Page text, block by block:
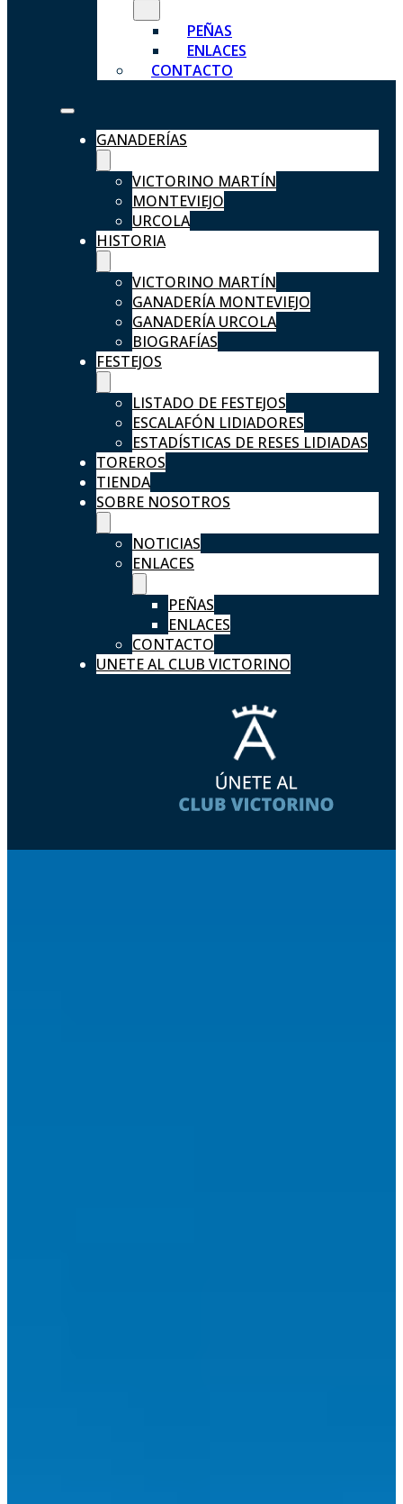
PEÑAS
ENLACES
CONTACTO
GANADERÍAS
VICTORINO MARTÍN
MONTEVIEJO
URCOLA
HISTORIA
VICTORINO MARTÍN
GANADERÍA MONTEVIEJO
GANADERÍA URCOLA
BIOGRAFÍAS
FESTEJOS
LISTADO DE FESTEJOS
ESCALAFÓN LIDIADORES
ESTADÍSTICAS DE RESES LIDIADAS
TOREROS
TIENDA
SOBRE NOSOTROS
NOTICIAS
ENLACES
PEÑAS
ENLACES
CONTACTO
UNETE AL CLUB VICTORINO